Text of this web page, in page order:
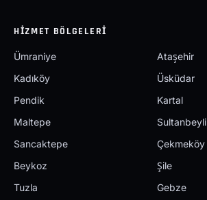
HIZMET BÖLGELERI
Ümraniye
Ataşehir
Kadıköy
Üsküdar
Pendik
Kartal
Maltepe
Sultanbeyli
Sancaktepe
Çekmeköy
Beykoz
Şile
Tuzla
Gebze